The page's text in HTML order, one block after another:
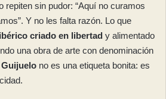
repiten sin pudor: “Aquí no curamos
Y no les falta razón. Lo que
criado en libertad y alimentado
una obra de arte con denominación
Guijuelo no es una etiqueta bonita: es